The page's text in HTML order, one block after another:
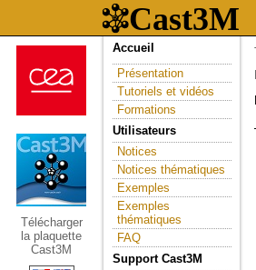
Télécharger
la plaquette
Cast3M
Accueil
Présentation
Tutoriels et vidéos
Formations
Utilisateurs
Notices
Notices thématiques
Exemples
Exemples
thématiques
FAQ
Support Cast3M